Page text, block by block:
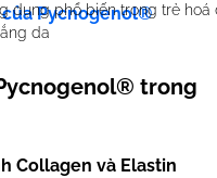
dụng phổ biến trong trẻ hoá
da
Pycnogenol®
trong
Collagen và Elastin